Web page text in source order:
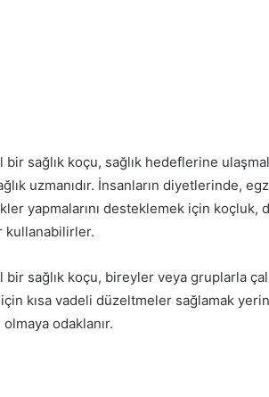
bir sağlık koçu, sağlık hedeflerine
uzmanıdır. İnsanların diyetlerinde,
yapmalarını desteklemek için koçluk,
kullanabilirler.
bir sağlık koçu, bireyler veya gruplarla
kısa vadeli düzeltmeler sağlamak
olmaya odaklanır.